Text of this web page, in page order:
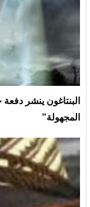
البنتاغون ينشر
المجهولة”